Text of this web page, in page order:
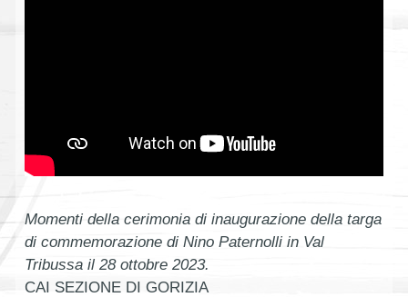
Momenti della cerimonia di inaugurazione della targa
di commemorazione di Nino Paternolli in Val
Tribussa il 28 ottobre 2023.
CAI SEZIONE DI GORIZIA